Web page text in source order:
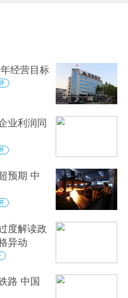
经营目标
业利润同
预期 中
度解读政
异动
路 中国